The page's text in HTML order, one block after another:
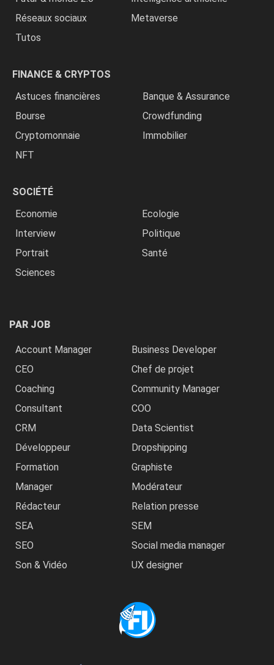
Réseaux sociaux
Metaverse
Tutos
FINANCE & CRYPTOS
Astuces financières
Banque & Assurance
Bourse
Crowdfunding
Cryptomonnaie
Immobilier
NFT
SOCIÉTÉ
Economie
Ecologie
Interview
Politique
Portrait
Santé
Sciences
PAR JOB
Account Manager
Business Developer
CEO
Chef de projet
Coaching
Community Manager
Consultant
COO
CRM
Data Scientist
Développeur
Dropshipping
Formation
Graphiste
Manager
Modérateur
Rédacteur
Relation presse
SEA
SEM
SEO
Social media manager
Son & Vidéo
UX designer